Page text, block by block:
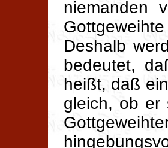
niemanden
Deshalb
bedeutet,
heißt, daß
gleich, ob er